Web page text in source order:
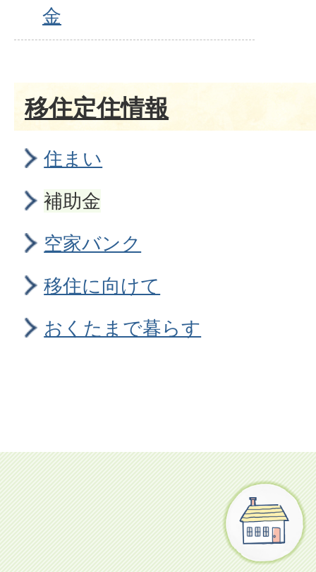
金
移住定住情報
住まい
補助金
空家バンク
移住に向けて
おくたまで暮らす